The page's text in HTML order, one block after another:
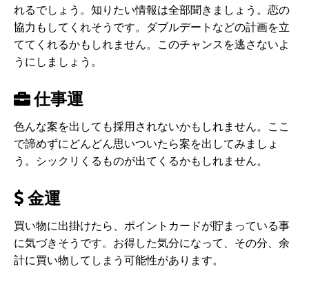
れるでしょう。知りたい情報は全部聞きましょう。恋の
協力もしてくれそうです。ダブルデートなどの計画を立
ててくれるかもしれません。このチャンスを逃さないよ
うにしましょう。
仕事運
色んな案を出しても採用されないかもしれません。ここ
で諦めずにどんどん思いついたら案を出してみましょ
う。シックリくるものが出てくるかもしれません。
金運
買い物に出掛けたら、ポイントカードが貯まっている事
に気づきそうです。お得した気分になって、その分、余
計に買い物してしまう可能性があります。